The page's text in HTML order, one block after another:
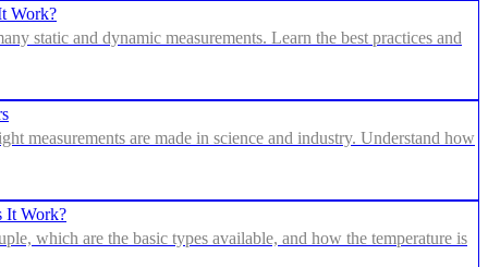
Work?
static and dynamic measurements. Learn the best practices and
measurements are made in science and industry. Understand how
It Work?
which are the basic types available, and how the temperature is